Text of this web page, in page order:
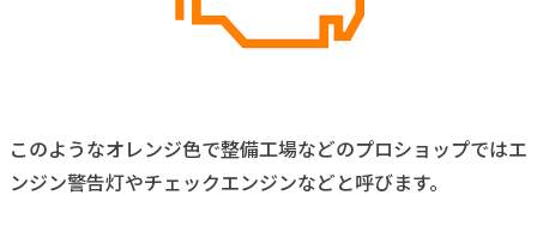
このようなオレンジ色で整備工場などのプロショップではエ
ンジン警告灯やチェックエンジンなどと呼びます。